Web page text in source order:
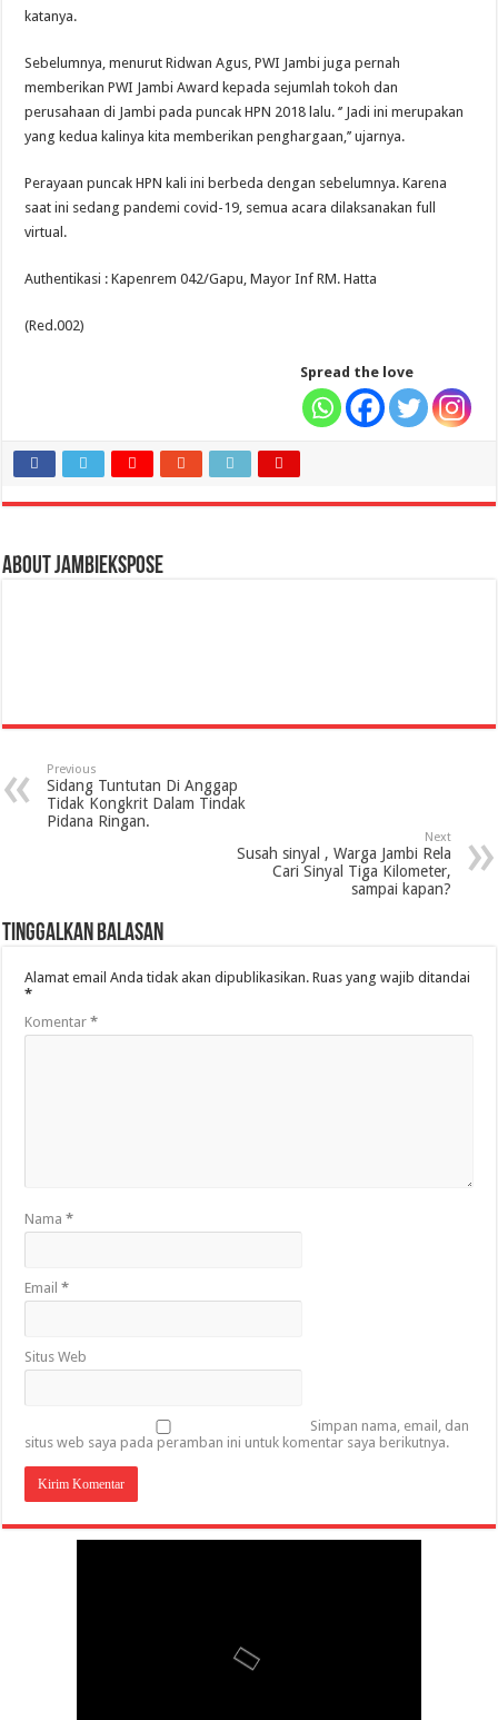
katanya.
Sebelumnya, menurut Ridwan Agus, PWI Jambi juga pernah
memberikan PWI Jambi Award kepada sejumlah tokoh dan
perusahaan di Jambi pada puncak HPN 2018 lalu. ‘’ Jadi ini merupakan
yang kedua kalinya kita memberikan penghargaan,’’ ujarnya.
Perayaan puncak HPN kali ini berbeda dengan sebelumnya. Karena
saat ini sedang pandemi covid-19, semua acara dilaksanakan full
virtual.
Authentikasi : Kapenrem 042/Gapu, Mayor Inf RM. Hatta
(Red.002)
Spread the love
About jambiekspose
Previous
Sidang Tuntutan Di Anggap
Tidak Kongkrit Dalam Tindak
Pidana Ringan.
Next
Susah sinyal , Warga Jambi Rela
Cari Sinyal Tiga Kilometer,
sampai kapan?
Tinggalkan Balasan
Alamat email Anda tidak akan dipublikasikan. Ruas yang wajib ditandai
*
Komentar*
Nama*
Email*
Situs Web
Simpan nama, email, dan
situs web saya pada peramban ini untuk komentar saya berikutnya.